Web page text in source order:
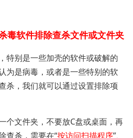
毒软件排除查杀文件或文件夹
特别是一些加壳的软件或破解的
为是病毒，或者是一些特别的软
杀，我们就可以通过设置排除项
个文件夹，不要放C盘或桌面，再
查杀，需要在“按访问扫描程序”、